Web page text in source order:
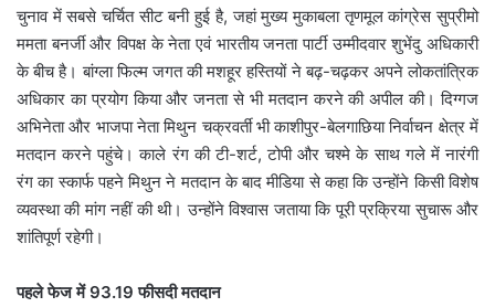
चुनाव में सबसे चर्चित सीट बनी हुई है, जहां मुख्य मुकाबला तृणमूल कांग्रेस सुप्रीमो
ममता बनर्जी और विपक्ष के नेता एवं भारतीय जनता पार्टी उम्मीदवार शुभेंदु अधिकारी
के बीच है। बांग्ला फिल्म जगत की मशहूर हस्तियों ने बढ़-चढ़कर अपने लोकतांत्रिक
अधिकार का प्रयोग किया और जनता से भी मतदान करने की अपील की। दिग्गज
अभिनेता और भाजपा नेता मिथुन चक्रवर्ती भी काशीपुर-बेलगाछिया निर्वाचन क्षेत्र में
मतदान करने पहुंचे। काले रंग की टी-शर्ट, टोपी और चश्मे के साथ गले में नारंगी
रंग का स्कार्फ पहने मिथुन ने मतदान के बाद मीडिया से कहा कि उन्होंने किसी विशेष
व्यवस्था की मांग नहीं की थी। उन्होंने विश्वास जताया कि पूरी प्रक्रिया सुचारू और
शांतिपूर्ण रहेगी।
पहले फेज में 93.19 फीसदी मतदान